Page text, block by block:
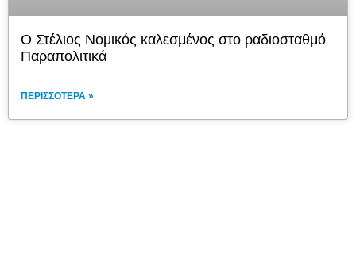
Ο Στέλιος Νομικός καλεσμένος στο ραδιοσταθμό
Παραπολιτικά
ΠΕΡΙΣΣΌΤΕΡΑ »